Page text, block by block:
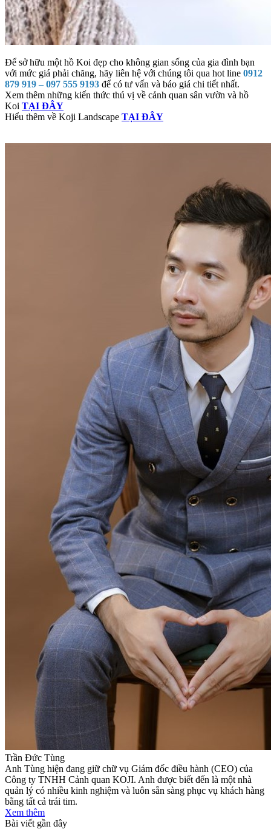
Để sở hữu một hồ Koi đẹp cho không gian sống của gia đình bạn
với mức giá phải chăng, hãy liên hệ với chúng tôi qua hot line 0912
879 919 – 097 555 9193 để có tư vấn và báo giá chi tiết nhất.
Xem thêm những kiến thức thú vị về cảnh quan sân vườn và hồ
Koi TẠI ĐÂY
Hiểu thêm về Koji Landscape TẠI ĐÂY
Trần Đức Tùng
Anh Tùng hiện đang giữ chữ vụ Giám đốc điều hành (CEO) của
Công ty TNHH Cảnh quan KOJI. Anh được biết đến là một nhà
quản lý có nhiều kinh nghiệm và luôn sẵn sàng phục vụ khách hàng
bằng tất cả trái tim.
Xem thêm
Bài viết gần đây